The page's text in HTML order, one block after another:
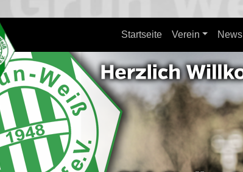
Startseite Verein News